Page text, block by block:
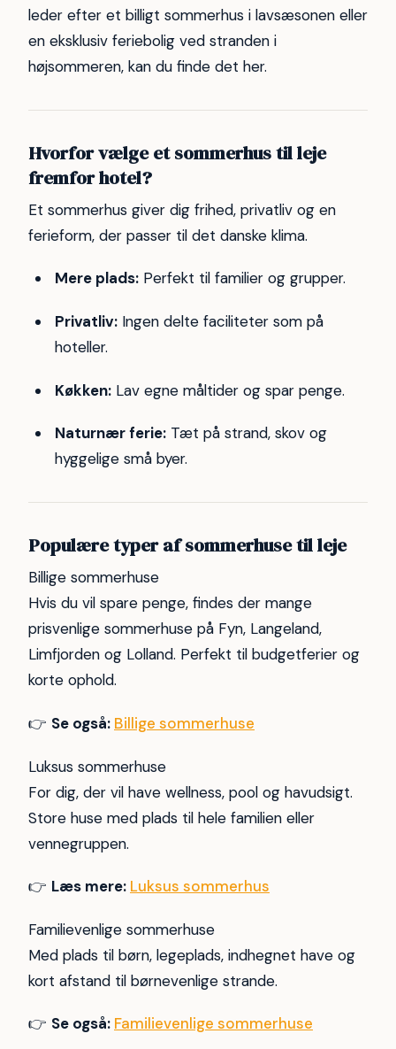
leder efter et billigt sommerhus i lavsæsonen eller
en eksklusiv feriebolig ved stranden i
højsommeren, kan du finde det her.
Hvorfor vælge et sommerhus til leje
fremfor hotel?
Et sommerhus giver dig frihed, privatliv og en
ferieform, der passer til det danske klima.
Mere plads:Perfekt til familier og grupper.
Privatliv:Ingen delte faciliteter som på
hoteller.
Køkken:Lav egne måltider og spar penge.
Naturnær ferie:Tæt på strand, skov og
hyggelige små byer.
Populære typer af sommerhuse til leje
Billige sommerhuse
Hvis du vil spare penge, findes der mange
prisvenlige sommerhuse på Fyn, Langeland,
Limfjorden og Lolland. Perfekt til budgetferier og
korte ophold.
👉 Se også: Billige sommerhuse
Luksus sommerhuse
For dig, der vil have wellness, pool og havudsigt.
Store huse med plads til hele familien eller
vennegruppen.
👉 Læs mere: Luksus sommerhus
Familievenlige sommerhuse
Med plads til børn, legeplads, indhegnet have og
kort afstand til børnevenlige strande.
👉 Se også: Familievenlige sommerhuse